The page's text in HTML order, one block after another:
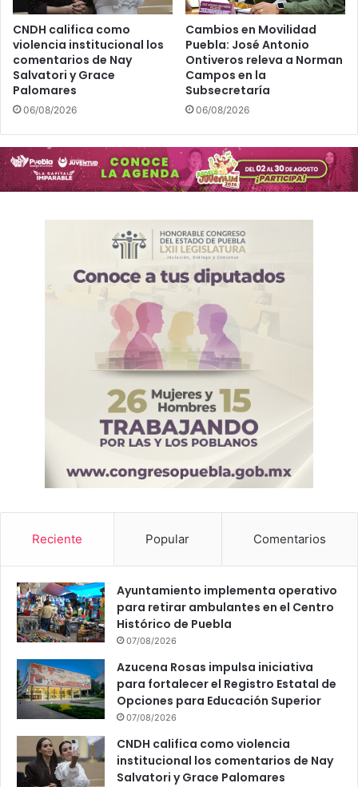
CNDH califica como
violencia institucional los
comentarios de Nay
Salvatori y Grace
Palomares
06/08/2026
Cambios en Movilidad
Puebla: José Antonio
Ontiveros releva a Norman
Campos en la
Subsecretaría
06/08/2026
Reciente Popular Comentarios
Ayuntamiento implementa operativo
para retirar ambulantes en el Centro
Histórico de Puebla
07/08/2026
Azucena Rosas impulsa iniciativa
para fortalecer el Registro Estatal de
Opciones para Educación Superior
07/08/2026
CNDH califica como violencia
institucional los comentarios de Nay
Salvatori y Grace Palomares